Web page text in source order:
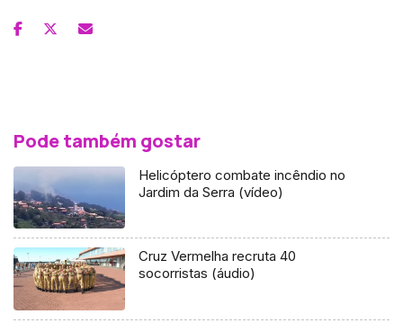
Pode também gostar
Helicóptero combate incêndio no
Jardim da Serra (vídeo)
Cruz Vermelha recruta 40
socorristas (áudio)